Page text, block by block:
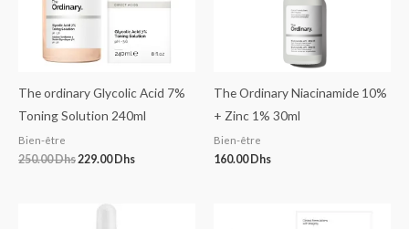
The ordinary Glycolic Acid 7%
Toning Solution 240ml
Bien-être
250.00Dhs229.00 Dhs
The Ordinary Niacinamide 10%
+ Zinc 1% 30ml
Bien-être
160.00 Dhs